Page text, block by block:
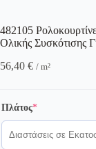
482105
Ολικής Συσκότισης
56,40 € / m²
Πλάτος*(required)